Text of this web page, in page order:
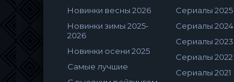
Новинки весны 2026
Новинки зимы 2025-
2026
Новинки осени 2025
Самые лучшие
Сериалы 2025
Сериалы 2024
Сериалы 2023
Сериалы 2022
Сериалы 2021